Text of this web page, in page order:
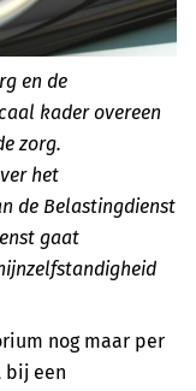
en de
kader overeen
zorg.
het
de Belastingdienst
gaat
nog maar per
bij een